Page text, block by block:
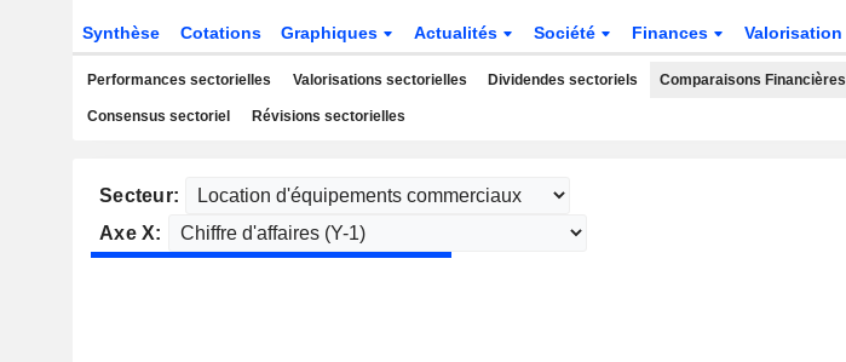
Synthèse Cotations Graphiques Actualités Société Finances Valorisation
Performances sectorielles Valorisations sectorielles Dividendes sectoriels Comparaisons Financières
Consensus sectoriel Révisions sectorielles
Secteur:
Axe X: